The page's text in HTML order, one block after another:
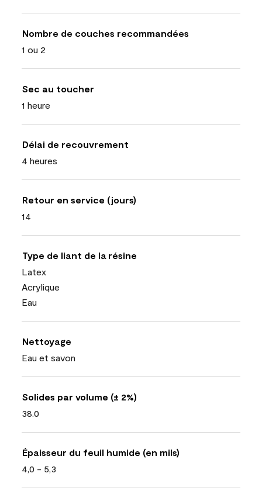
Nombre de couches recommandées
1 ou 2
Sec au toucher
1 heure
Délai de recouvrement
4 heures
Retour en service (jours)
14
Type de liant de la résine
Latex
Acrylique
Eau
Nettoyage
Eau et savon
Solides par volume (± 2%)
38.0
Épaisseur du feuil humide (en mils)
4,0 - 5,3